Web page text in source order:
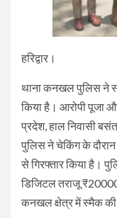
हरिद्वार।
थाना कनखल पुलिस ने
किया है। आरोपी पूजा
प्रदेश, हाल निवासी
पुलिस ने चेकिंग के दौरान
से गिरफ्तार किया है।
डिजिटल तराजू
कनखल क्षेत्र में स्मैक की